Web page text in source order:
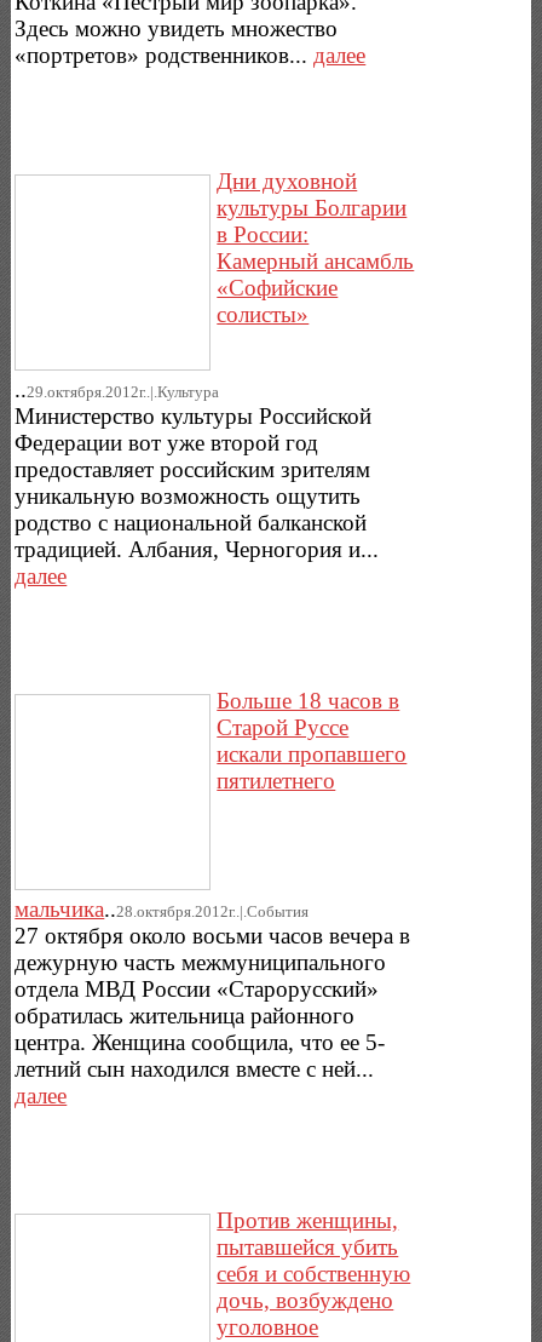
Здесь можно увидеть множество
«портретов» родственников...далее
Дни духовной
культуры Болгарии
в России:
Камерный ансамбль
«Софийские
солисты»
..29.октября.2012г..|.Культура
Министерство культуры Российской
Федерации вот уже второй год
предоставляет российским зрителям
уникальную возможность ощутить
родство с национальной балканской
традицией. Албания, Черногория и...
далее
Больше 18 часов в
Старой Руссе
искали пропавшего
пятилетнего
мальчика..28.октября.2012г..|.Cобытия
27 октября около восьми часов вечера в
дежурную часть межмуниципального
отдела МВД России «Старорусский»
обратилась жительница районного
центра. Женщина сообщила, что ее 5-
летний сын находился вместе с ней...
далее
Против женщины,
пытавшейся убить
себя и собственную
дочь, возбуждено
уголовное